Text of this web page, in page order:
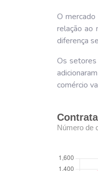
O
relação ao
diferença
Os setores
adicionaram
comércio
Número de